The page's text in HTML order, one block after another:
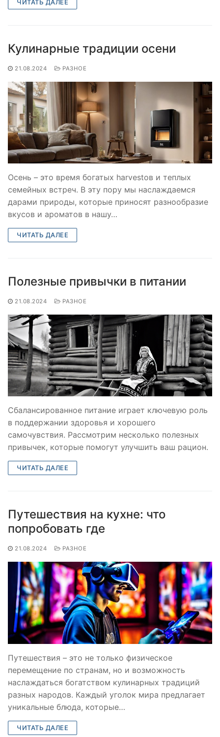
ЧИТАТЬ ДАЛЕЕ
Кулинарные традиции осени
21.08.2024 РАЗНОЕ
Осень – это время богатых harvestов и теплых
семейных встреч. В эту пору мы наслаждаемся
дарами природы, которые приносят разнообразие
вкусов и ароматов в нашу…
ЧИТАТЬ ДАЛЕЕ
Полезные привычки в питании
21.08.2024 РАЗНОЕ
Сбалансированное питание играет ключевую роль
в поддержании здоровья и хорошего
самочувствия. Рассмотрим несколько полезных
привычек, которые помогут улучшить ваш рацион.
ЧИТАТЬ ДАЛЕЕ
Путешествия на кухне: что
попробовать где
21.08.2024 РАЗНОЕ
Путешествия – это не только физическое
перемещение по странам, но и возможность
наслаждаться богатством кулинарных традиций
разных народов. Каждый уголок мира предлагает
уникальные блюда, которые…
ЧИТАТЬ ДАЛЕЕ